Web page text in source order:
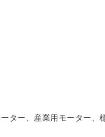
ター、産業用モーター、